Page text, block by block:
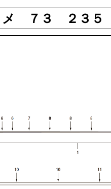
メ ７３ ２３５